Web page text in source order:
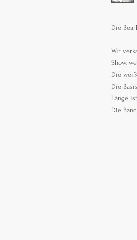
Die
Wir
Show,
Die
Die
Länge
Die